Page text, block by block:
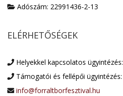
Adószám: 22991436-2-13
ELÉRHETŐSÉGEK
Helyekkel kapcsolatos ügyintézés:
Támogatói és fellépői ügyintézés:
info@forraltborfesztival.hu